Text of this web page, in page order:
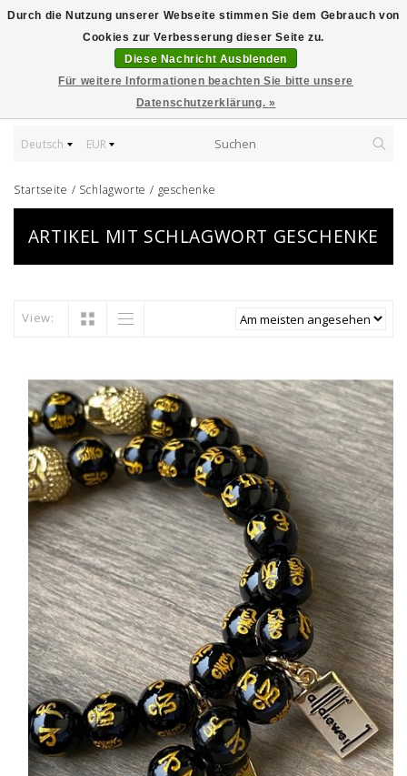
Deutsch EUR
Startseite / Schlagworte / geschenke
ARTIKEL MIT SCHLAGWORT GESCHENKE
View:
Durch die Nutzung unserer Webseite stimmen Sie dem Gebrauch von
Cookies zur Verbesserung dieser Seite zu.
Diese Nachricht Ausblenden
Für weitere Informationen beachten Sie bitte unsere
Datenschutzerklärung. »